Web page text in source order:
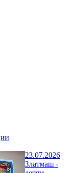
23.07.2026
Златмаш -